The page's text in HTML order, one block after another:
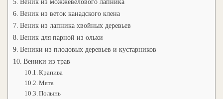
Веник из веток канадского клена
Веник из лапника хвойных деревьев
Веник для парной из ольхи
Веники из плодовых деревьев и кустарников
Веники из трав
Крапива
Мята
Полынь